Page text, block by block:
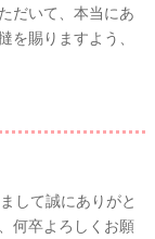
だいて、本当にあ
を賜りますよう、
して誠にありがと
何卒よろしくお願